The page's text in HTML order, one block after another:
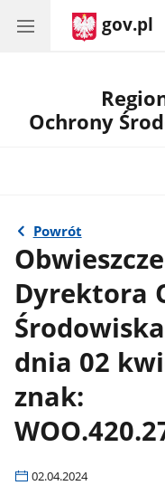
gov.pl
Ochrony
Powrót
Dyrektora
dnia 02
znak:
02.04.2024